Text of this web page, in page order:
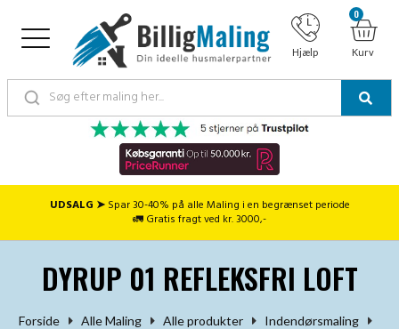
Hjælp Kurv
0
UDSALG ➤ Spar 30-40% på alle Maling i en begrænset periode
🚛 Gratis fragt ved kr. 3000,-
DYRUP 01 REFLEKSFRI LOFT
Forside Alle Maling Alle produkter
Indendørsmaling